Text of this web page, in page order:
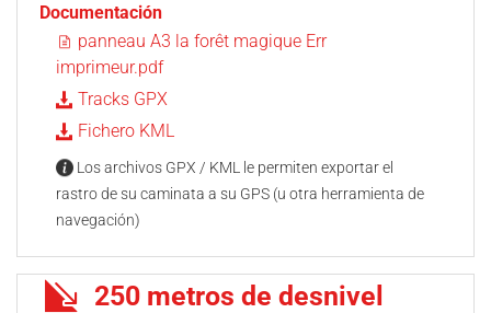
Documentación
panneau A3 la forêt magique Err
imprimeur.pdf
Tracks GPX
Fichero KML
Los archivos GPX / KML le permiten exportar el
rastro de su caminata a su GPS (u otra herramienta de
navegación)
250 metros de desnivel